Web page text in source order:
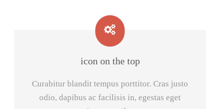
icon on the top
Curabitur blandit tempus porttitor. Cras justo
odio, dapibus ac facilisis in, egestas eget